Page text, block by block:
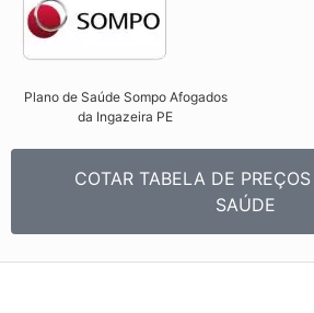
Plano de Saúde Sompo Afogados
da Ingazeira PE​
COTAR TABELA DE
SAÚDE